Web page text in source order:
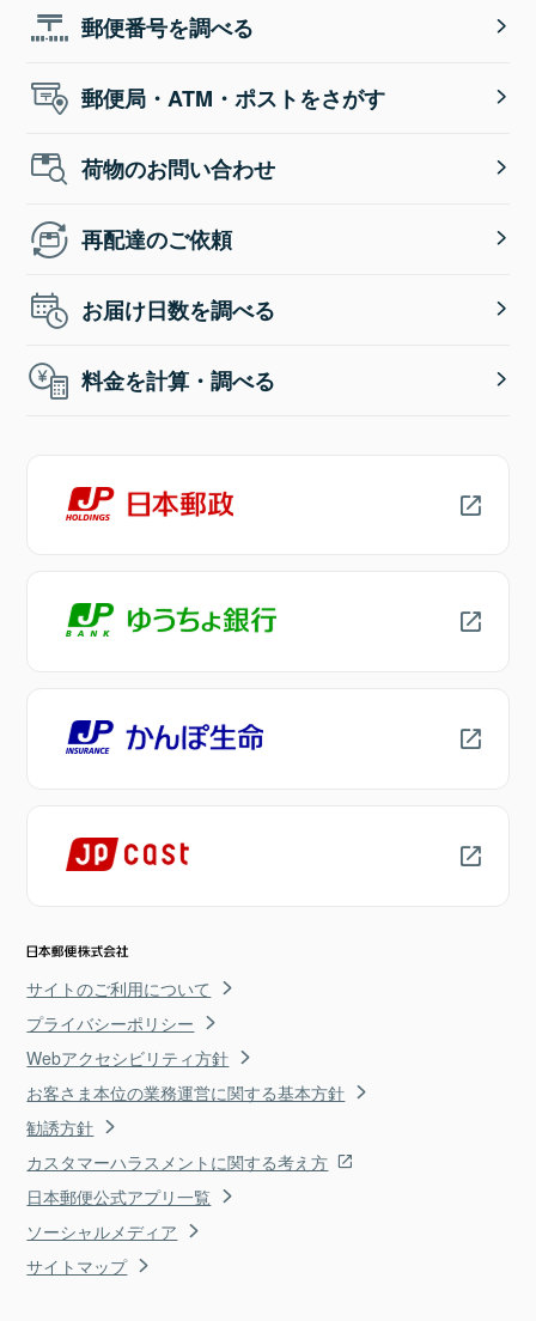
郵便番号を調べる
郵便局・ATM・ポストをさがす
荷物のお問い合わせ
再配達のご依頼
お届け日数を調べる
料金を計算・調べる
サイトのご利用について
プライバシーポリシー
Webアクセシビリティ方針
お客さま本位の業務運営に関する基本方針
勧誘方針
カスタマーハラスメントに関する考え方
日本郵便公式アプリ一覧
ソーシャルメディア
サイトマップ